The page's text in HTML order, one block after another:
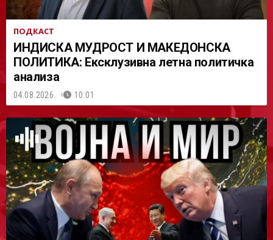
ПОДКАСТ
ИНДИСКА МУДРОСТ И МАКЕДОНСКА
ПОЛИТИКА: Ексклузивна летна политичка
анализа
04.08.2026. 10:01